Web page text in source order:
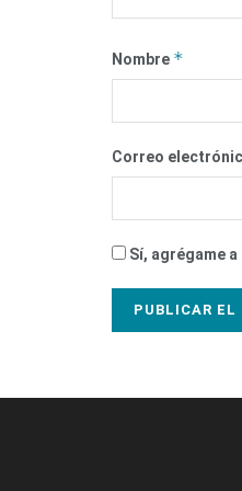
Nombre *
Correo
Sí, agrégame